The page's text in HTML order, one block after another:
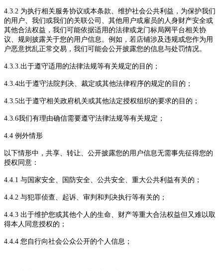
4.3.2 为执行相关服务协议或本条款、维护社会公共利益，为保护我们
的 用 户、我们或我们的关联公司、其他用户或雇员的人身财产安全或
其他合法权益，我们可能依据适用的法律或龙门标局 网平台相关协
议、规则披露关于您的用户信息。例如，若店铺涉及违规或您作为用
户恶意扰乱正常交易，我们可能会公开披露您的信息与处罚情况。
4.3.3.出于遵守适用的法律法规等有关规定的目的 ；
4.3.4出于遵守法院判决、裁定或其他法律程序的规定的目的 ；
4.3.5出于遵守相关政府机关或其他法定授权组织的要求的目的 ；
4.3.6我们有理由确信需要遵守法律法规等有关规定；
4.4 例外情形
以下情形中，共享、转让、公开披露您的用户信息无需事先征得您的
授权同意：
4.4.1 与国家安全、国防安全、公共安全、重大公共利益有关的；
4.4.2 与犯罪侦查、起诉、审判和判决执行等有关的；
4.4.3 出于维护您或其他个人的生命、财产等重大合法权益但又 难以取
得本人同意授权的；
4.4.4 您自行向社会公众公开的个人信息；